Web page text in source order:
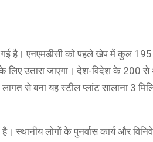
है। एनएमडीसी को पहले खेप में कुल
लिए उतारा जाएगा। देश-विदेश के 200 से
से बना यह स्टील प्लांट सालाना 3
स्थानीय लोगों के पुनर्वास कार्य और